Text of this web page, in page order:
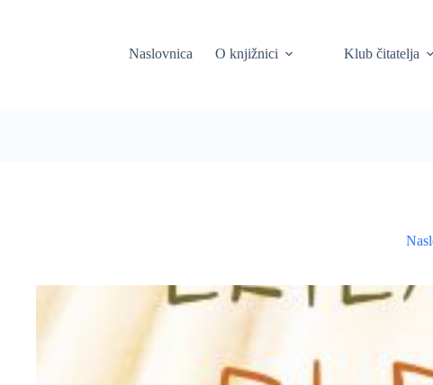
Naslovnica
O knjižnici Klub čitatelja